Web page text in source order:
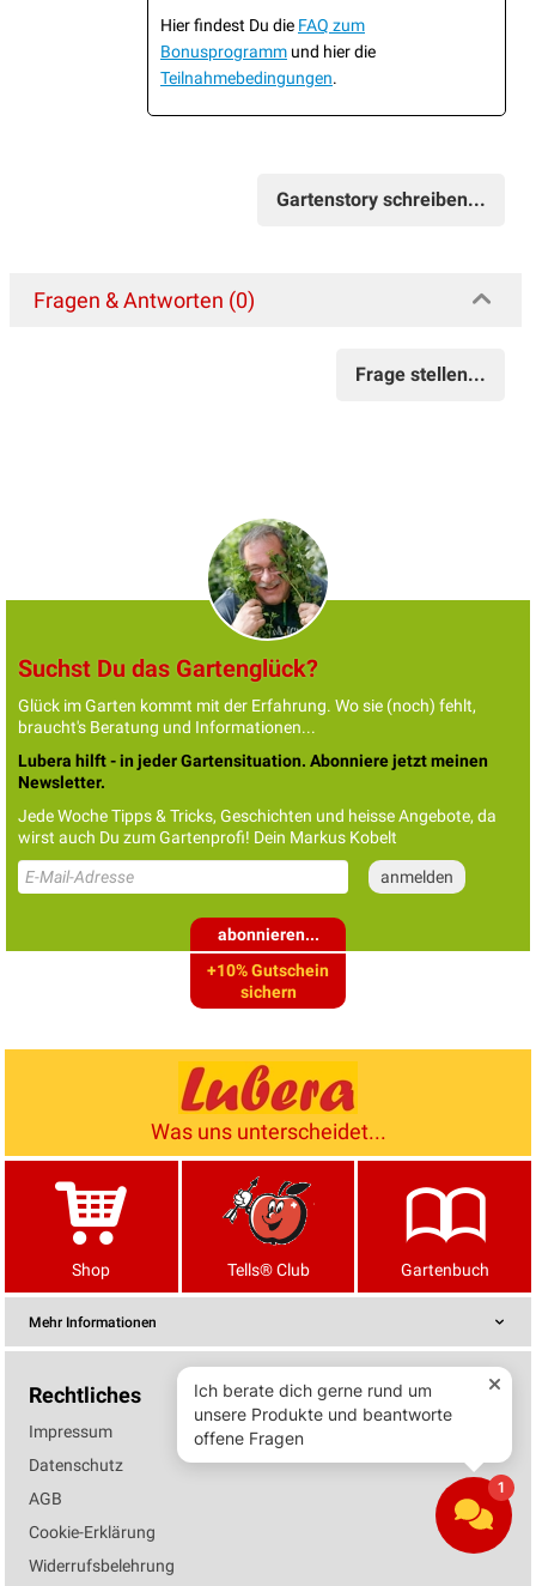
Hier findest Du die FAQ zum
Bonusprogramm und hier die
Teilnahmebedingungen.
Gartenstory schreiben...
Fragen & Antworten (0)
Frage stellen...
Suchst Du das Gartenglück?
Glück im Garten kommt mit der Erfahrung. Wo sie (noch) fehlt,
braucht's Beratung und Informationen...
Lubera hilft - in jeder Gartensituation. Abonniere jetzt meinen
Newsletter.
Jede Woche Tipps & Tricks, Geschichten und heisse Angebote, da
wirst auch Du zum Gartenprofi! Dein Markus Kobelt
abonnieren...
+10% Gutschein
sichern
Was uns unterscheidet...
Shop Tells® Club Gartenbuch
Mehr Informationen
Rechtliches
Impressum
Datenschutz
AGB
Cookie-Erklärung
Widerrufsbelehrung